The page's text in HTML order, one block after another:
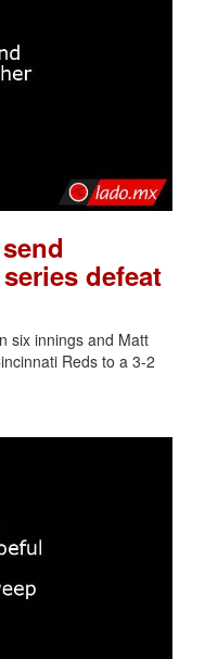
defeat
six innings and Matt
Reds to a 3-2